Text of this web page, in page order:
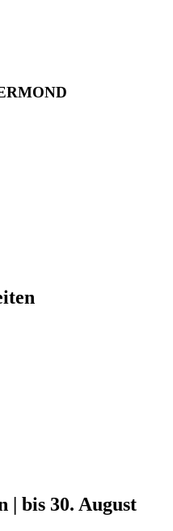
| bis 30. August